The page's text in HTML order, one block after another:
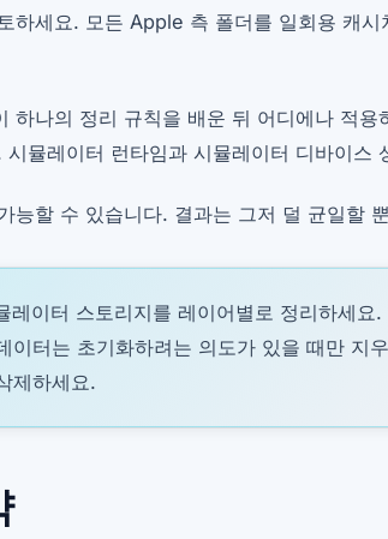
하세요. 모든 Apple 측 폴더를 일회용 캐
하나의 정리 규칙을 배운 뒤 어디에나 적용
시뮬레이터 런타임과 시뮬레이터 디바이스
능할 수 있습니다. 결과는 그저 덜 균일할
레이터 스토리지를 레이어별로 정리하세
이터는 초기화하려는 의도가 있을 때만 지
제하세요.